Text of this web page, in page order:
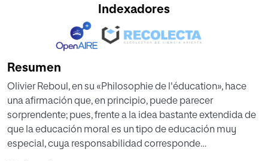
Indexadores
Resumen
Olivier Reboul, en su «Philosophie de l'éducation», hace
una afirmación que, en principio, puede parecer
sorprendente; pues, frente a la idea bastante extendida de
que la educación moral es un tipo de educación muy
especial, cuya responsabilidad corresponde